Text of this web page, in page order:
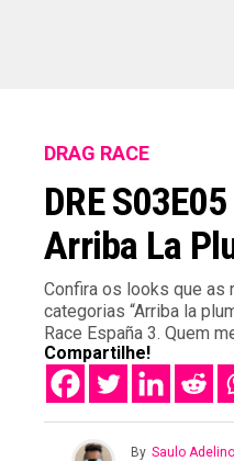
DRAG RACE
DRE
Arriba La
Confira os looks que as
categorias “Arriba la
Race España 3. Quem
Compartilhe!
By Saulo Adelino